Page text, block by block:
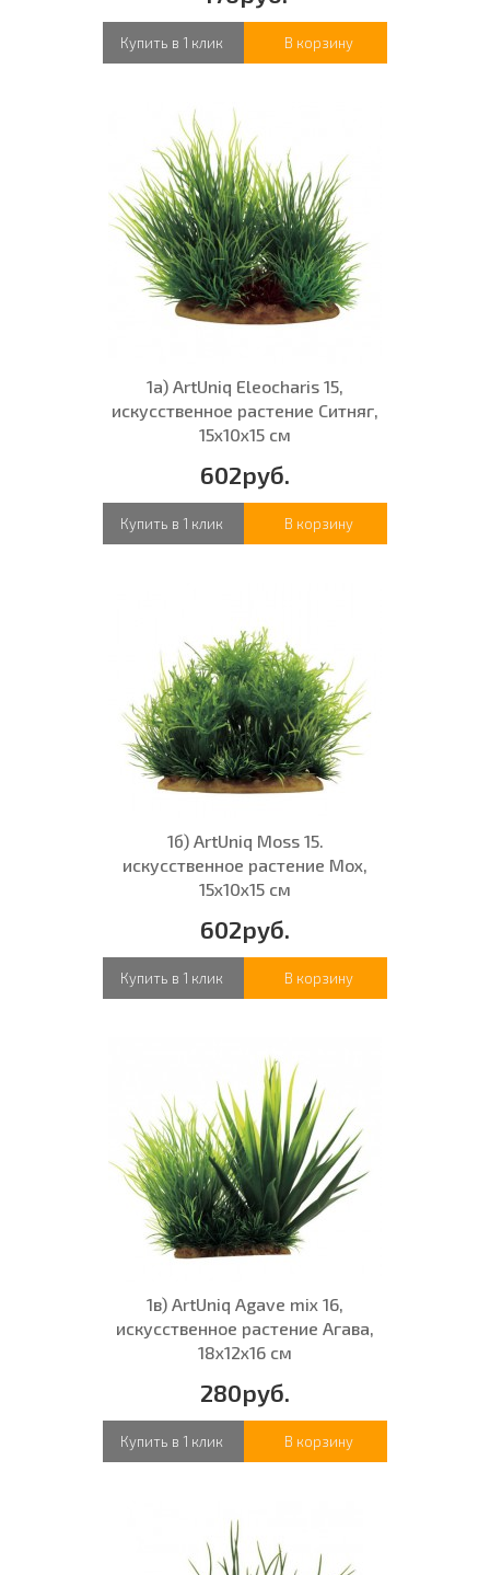
Купить в 1 клик В корзину
1а) ArtUniq Eleocharis 15,
искусственное растение Ситняг,
15x10x15 см
602руб.
Купить в 1 клик В корзину
1б) ArtUniq Moss 15.
искусственное растение Мох,
15x10x15 см
602руб.
Купить в 1 клик В корзину
1в) ArtUniq Agave mix 16,
искусственное растение Агава,
18x12x16 см
280руб.
Купить в 1 клик В корзину